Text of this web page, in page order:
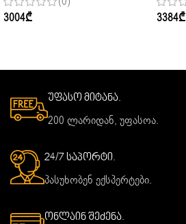
3004₾
3384₾
უფასო მიტანა.
200 ლარიდან, უფასოა.
24/7 საპორტი.
პასუხობენ ექსპერტები.
ონლაინ შეძენა.